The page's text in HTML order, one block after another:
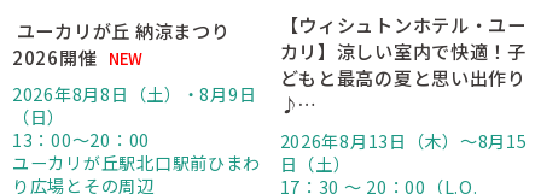
ユーカリが丘 納涼まつり
2026開催 NEW
2026年8月8日（土）・8月9日
（日）
13：00～20：00
ユーカリが丘駅北口駅前ひまわ
り広場とその周辺
【ウィシュトンホテル・ユー
カリ】涼しい室内で快適！子
どもと最高の夏と思い出作り
♪…
2026年8月13日（木）～8月15
日（土）
17：30 ～ 20：00（L.O.